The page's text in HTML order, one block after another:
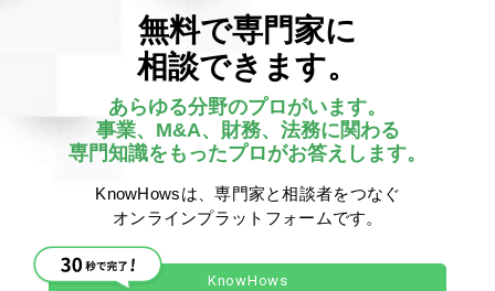
貸借対照表のすべての資産と負債を時価評価額に置き換え
て計算を行うのが、時価純資産法です。
しかし、製造設備など時価評価の難しいものもあるため、
りません。
無料で専門家に
相談できます。
あらゆる分野のプロがいます。
事業、M&A、財務、法務に関わる
専門知識をもったプロがお答えします。
KnowHowsは、専門家と相談者をつなぐ
オンラインプラットフォームです。